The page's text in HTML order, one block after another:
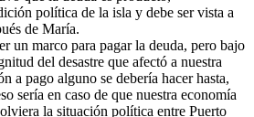
política de la isla y debe ser vista a
de María.
un marco para pagar la deuda, pero bajo
del desastre que afectó a nuestra
a pago alguno se debería hacer hasta,
sería en caso de que nuestra economía
la situación política entre Puerto